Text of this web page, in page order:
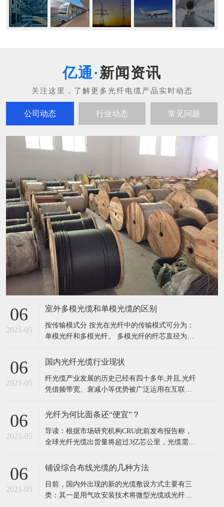
新闻资讯
公司动态 行业动态 常见问题
06
2021-05
室外多模光缆和单模光缆的区别
按传输模式分 按光在光纤中的传输模式可分为：
单模光纤和多模光纤。 多模光纤的纤芯直径为
直径为8.3μm，包层外直径125μm。光纤的工作波
纤损耗一般是随波长加长而减小，0.85
06
2021-05
国内光纤光缆行业现状
纤光缆产业发展的历史已经有四十多年,并且,光纤
凭借频带宽、衰减小等优势被广泛运用在互联
网络信息都使用光纤光缆进行传输,光纤已经成为
产业的发展对我国的信息化建设有着重要意义。
我国的光纤光缆产业发展历史也已经有三十多年
06
2021-05
光纤为何比面条还“便宜”？
导读：根据市场研究机构CRU此前发布报告称，
全球光纤光缆出货量将超过3亿芯公里，光缆需求
由此也带来了低价竞争以次充好的非理性市场现
球光纤光缆出货量将超过3亿芯公里，光缆需求量
超过2．85亿芯公里。这将导致
06
2021-05
铺设综合布线光缆的几种方法
目前，国内外出现的新的光缆敷设方式主要有三
类：其一是用气吹安装技术将微型光缆或光纤